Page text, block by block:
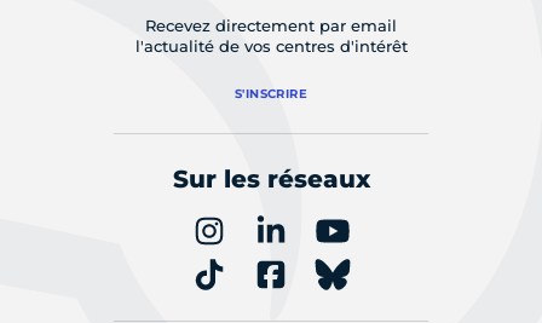
Recevez directement par email
l'actualité de vos centres d'intérêt
S'INSCRIRE
Sur les réseaux